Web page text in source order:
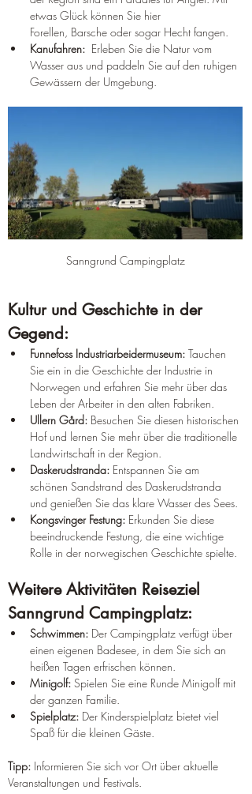
etwas Glück können Sie hier
Forellen, Barsche oder sogar Hecht fangen.
Kanufahren: Erleben Sie die Natur vom
Wasser aus und paddeln Sie auf den ruhigen
Gewässern der Umgebung.
Sanngrund Campingplatz
Kultur und Geschichte in der
Gegend:
Funnefoss Industriarbeidermuseum: Tauchen
Sie ein in die Geschichte der Industrie in
Norwegen und erfahren Sie mehr über das
Leben der Arbeiter in den alten Fabriken.
Ullern Gård: Besuchen Sie diesen historischen
Hof und lernen Sie mehr über die traditionelle
Landwirtschaft in der Region.
Daskerudstranda: Entspannen Sie am
schönen Sandstrand des Daskerudstranda
und genießen Sie das klare Wasser des Sees.
Kongsvinger Festung: Erkunden Sie diese
beeindruckende Festung, die eine wichtige
Rolle in der norwegischen Geschichte spielte.
Weitere Aktivitäten Reiseziel
Sanngrund Campingplatz:
Schwimmen: Der Campingplatz verfügt über
einen eigenen Badesee, in dem Sie sich an
heißen Tagen erfrischen können.
Minigolf: Spielen Sie eine Runde Minigolf mit
der ganzen Familie.
Spielplatz: Der Kinderspielplatz bietet viel
Spaß für die kleinen Gäste.
Tipp: Informieren Sie sich vor Ort über aktuelle
Veranstaltungen und Festivals.